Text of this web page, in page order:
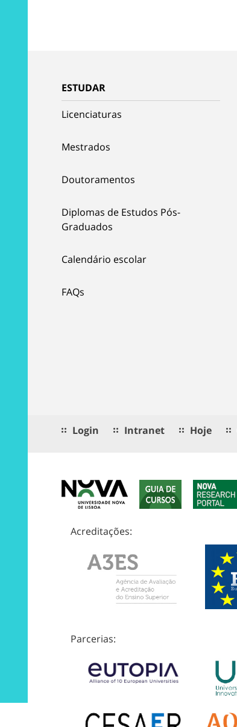
ESTUDAR
Licenciaturas
Mestrados
Doutoramentos
Diplomas de Estudos Pós-
Graduados
Calendário escolar
FAQs
Login Intranet Hoje
Acreditações:
Parcerias: